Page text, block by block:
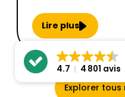
Lire plus
Explorer
4.7 4 801 avis